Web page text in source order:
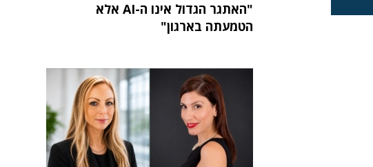
"האתגר הגדול אינו ה-AI אלא
הטמעתה בארגון"